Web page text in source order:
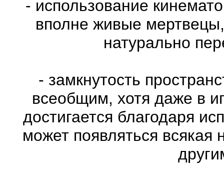
- использование
вполне живые
натурально
- замкнутость
всеобщим, хотя даже в
достигается благодаря
может появляться всякая